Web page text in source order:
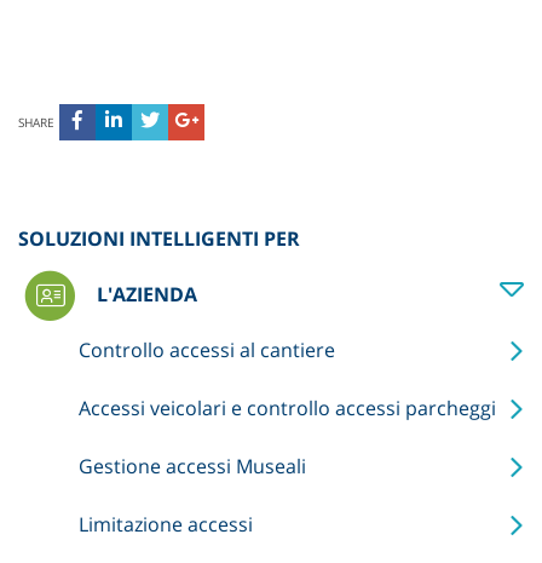
SHARE
SOLUZIONI INTELLIGENTI PER
L'AZIENDA
Controllo accessi al cantiere
Accessi veicolari e controllo accessi parcheggi
Gestione accessi Museali
Limitazione accessi